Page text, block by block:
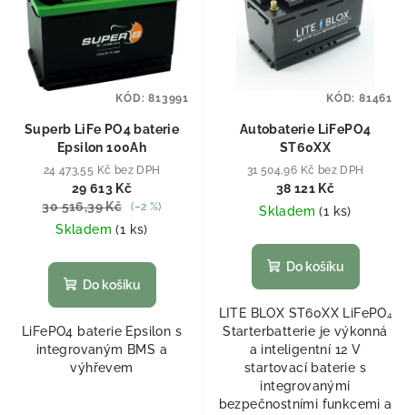
Superb LiFe PO4 baterie
Epsilon 100Ah
24 473,55 Kč bez DPH
29 613 Kč
30 516,39 Kč
(–2 %)
Skladem(1 ks)
Do košíku
LiFePO4 baterie Epsilon s
integrovaným BMS a
výhřevem
KÓD:813991
Autobaterie LiFePO4
ST60XX
31 504,96 Kč bez DPH
38 121 Kč
Skladem(1 ks)
Do košíku
LITE BLOX ST60XX LiFePO₄
Starterbatterie je výkonná
a inteligentní 12 V
startovací baterie s
integrovanými
bezpečnostními funkcemi a
KÓD: 81461